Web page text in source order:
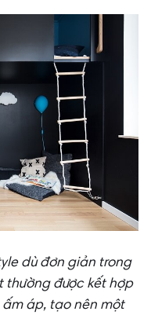
dù đơn giản trong
thường được kết hợp
áp, tạo nên một